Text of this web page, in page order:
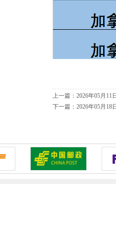
上一篇： 2026年05月11
下一篇： 2026年05月18